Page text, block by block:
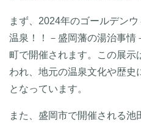
まず、2024年のゴールデン
温泉！！－盛岡藩の湯治事情
町で開催されます。この展
われ、地元の温泉文化や歴史
となっています。
また、盛岡市で開催される